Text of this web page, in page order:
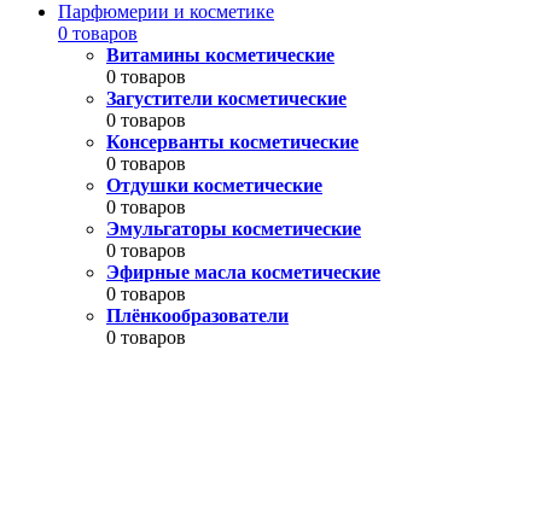
Парфюмерии и косметике
0 товаров
Витамины косметические
0 товаров
Загустители косметические
0 товаров
Консерванты косметические
0 товаров
Отдушки косметические
0 товаров
Эмульгаторы косметические
0 товаров
Эфирные масла косметические
0 товаров
Плёнкообразователи
0 товаров